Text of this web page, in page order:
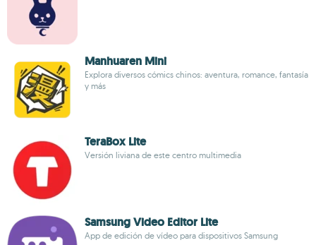
Manhuaren Mini
Explora diversos cómics chinos: aventura, romance, fantasía
y más
TeraBox Lite
Versión liviana de este centro multimedia
Samsung Video Editor Lite
App de edición de vídeo para dispositivos Samsung